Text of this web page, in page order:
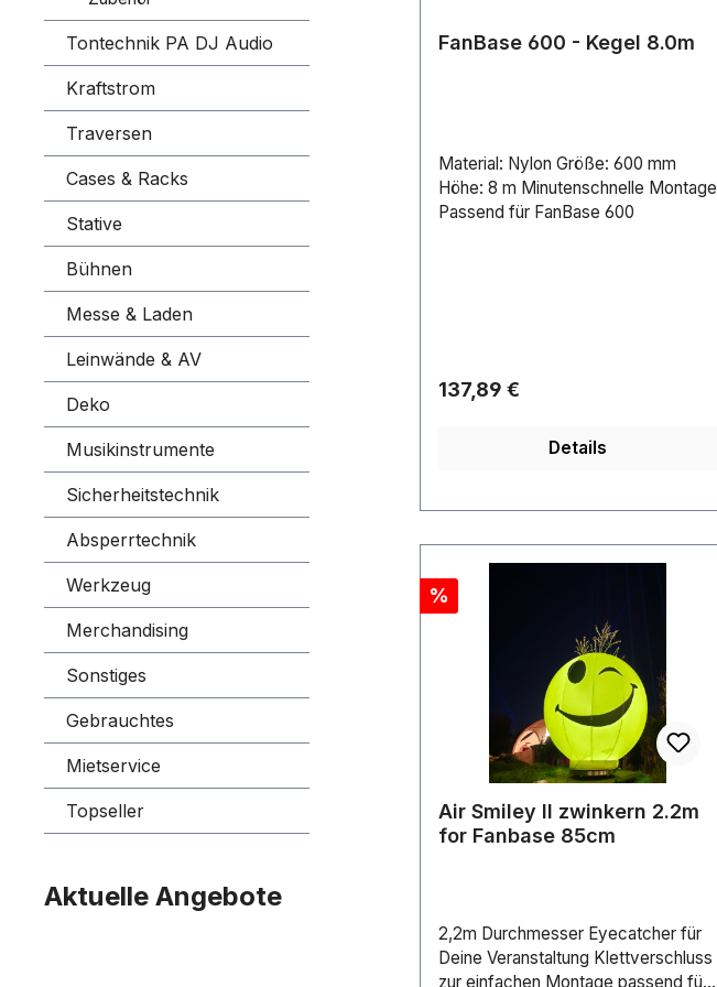
Tontechnik PA DJ Audio
Kraftstrom
Traversen
Cases & Racks
Stative
Bühnen
Messe & Laden
Leinwände & AV
Deko
Musikinstrumente
Sicherheitstechnik
Absperrtechnik
Werkzeug
Merchandising
Sonstiges
Gebrauchtes
Mietservice
Topseller
Aktuelle Angebote
FanBase 600 - Kegel 8.0m
Material: Nylon Größe: 600 mm
Höhe: 8 m Minutenschnelle Montage
Passend für FanBase 600
Regulärer Preis:
137,89 €
Details
Rabatt
%
Air Smiley II zwinkern 2.2m
for Fanbase 85cm
2,2m Durchmesser Eyecatcher für
Deine Veranstaltung Klettverschluss
zur einfachen Montage passend für